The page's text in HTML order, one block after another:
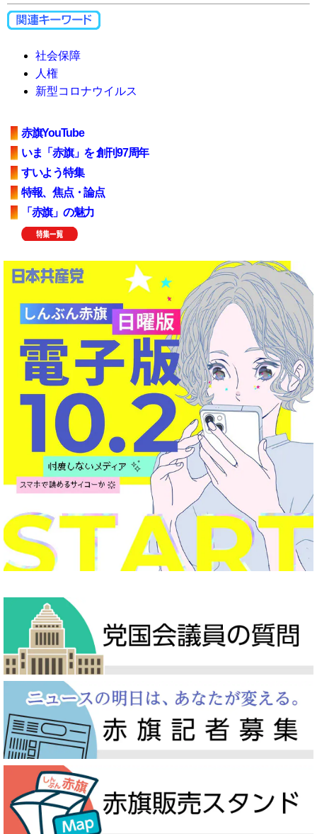
社会保障
人権
新型コロナウイルス
赤旗YouTube
いま「赤旗」を 創刊97周年
すいよう特集
特報、焦点・論点
「赤旗」の魅力